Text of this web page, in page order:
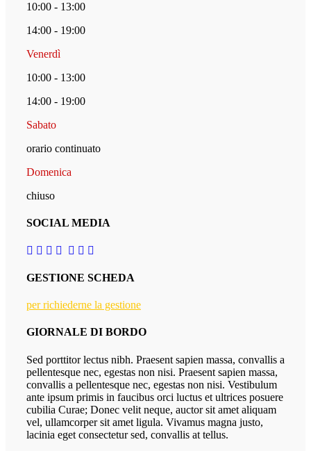
10:00 - 13:00
14:00 - 19:00
Venerdì
10:00 - 13:00
14:00 - 19:00
Sabato
orario continuato
Domenica
chiuso
SOCIAL MEDIA
GESTIONE SCHEDA
per richiederne la gestione
GIORNALE DI BORDO
Sed porttitor lectus nibh. Praesent sapien massa, convallis a
pellentesque nec, egestas non nisi. Praesent sapien massa,
convallis a pellentesque nec, egestas non nisi. Vestibulum
ante ipsum primis in faucibus orci luctus et ultrices posuere
cubilia Curae; Donec velit neque, auctor sit amet aliquam
vel, ullamcorper sit amet ligula. Vivamus magna justo,
lacinia eget consectetur sed, convallis at tellus.